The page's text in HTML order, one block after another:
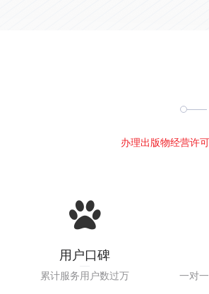
办理出版物经营许
用户口碑
累计服务用户数过万 一对